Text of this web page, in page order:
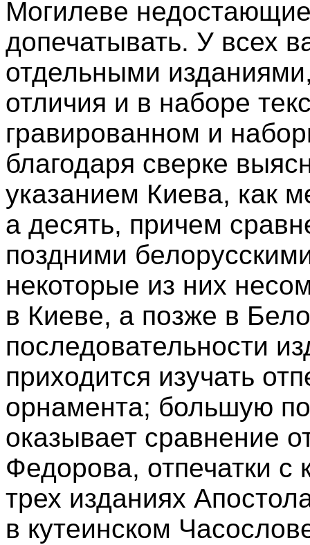
Могилеве
допечатывать. У всех
отдельными
отличия и в наборе
гравированном и
благодаря сверке
указанием Киева, как
а десять, причем
поздними
некоторые из них
в Киеве, а позже в
последовательности
приходится изучать
орнамента; большую
оказывает сравнение
Федорова, отпечатки с
трех изданиях
в кутеинском